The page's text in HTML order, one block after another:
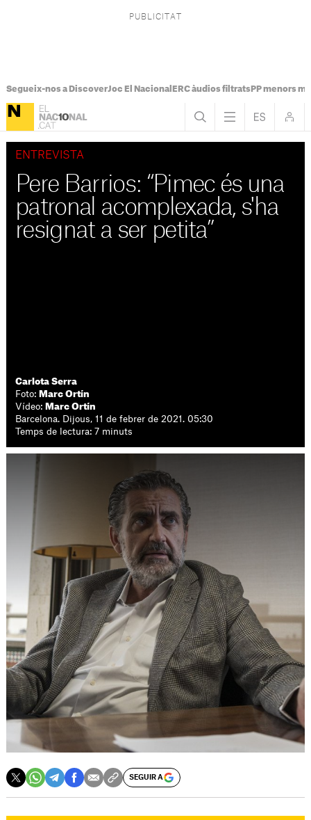
Segueix-nos a DiscoverJoc El Nacional ERC àudios filtratsPP menors
ENTREVISTA
Pere Barrios: “Pimec és una
patronal acomplexada, s'ha
resignat a ser petita”
Carlota Serra
Foto: Marc Ortín
Vídeo: Marc Ortín
Barcelona. Dijous, 11 de febrer de 2021. 05:30
Temps de lectura: 7 minuts
SEGUIR A